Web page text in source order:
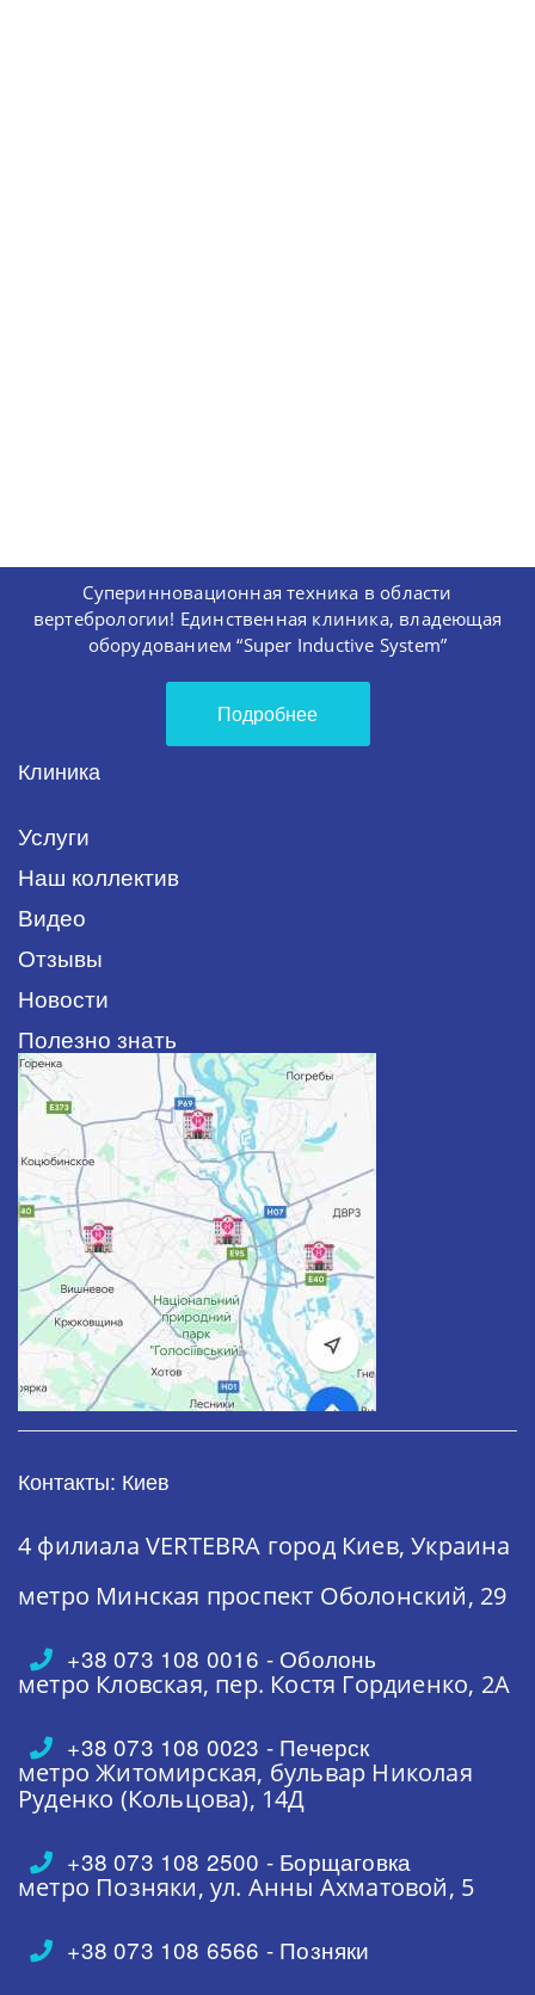
Суперинновационная техника в области
вертебрологии! Единственная клиника, владеющая
оборудованием “Super Inductive System”
Подробнее
Клиника
Услуги
Наш коллектив
Видео
Отзывы
Новости
Полезно знать
Контакты: Киев
4 филиала VERTEBRA город Киев, Украина
метро Минская проспект Оболонский, 29
+38 073 108 0016 - Оболонь
метро Кловская, пер. Костя Гордиенко, 2А
+38 073 108 0023 - Печерск
метро Житомирская, бульвар Николая
Руденко (Кольцова), 14Д
+38 073 108 2500 - Борщаговка
метро Позняки, ул. Анны Ахматовой, 5
+38 073 108 6566 - Позняки